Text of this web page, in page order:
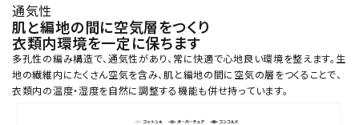
通気性
肌と編地の間に空気層をつくり
衣類内環境を一定に保ちます
多孔性の編み構造で、通気性があり、常に快適で心地良い環境を整えます。生
地の繊維内にたくさん空気を含み、肌と編地の間に空気の層をつくることで、
衣類内の温度・湿度を自然に調整する機能も併せ持っています。